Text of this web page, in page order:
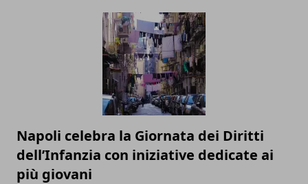
Napoli celebra la Giornata dei Diritti
dell’Infanzia con iniziative dedicate ai
più giovani